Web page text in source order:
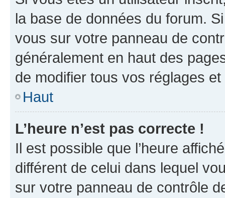
la base de données du forum.
vous sur votre panneau de
généralement en haut des
de modifier tous vos réglages
Haut
L’heure n’est pas correcte !
Il est possible que l’heure
différent de celui dans lequel
sur votre panneau de contrôle